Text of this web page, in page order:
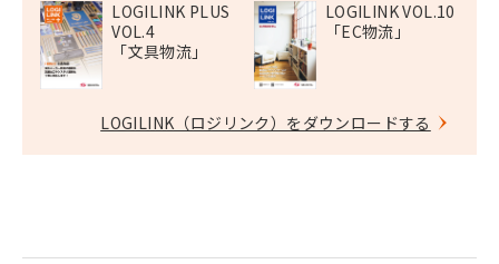
LOGILINK PLUS
VOL.4
「文具物流」
LOGILINK VOL.10
「EC物流」
LOGILINK（ロジリンク）をダウンロードする